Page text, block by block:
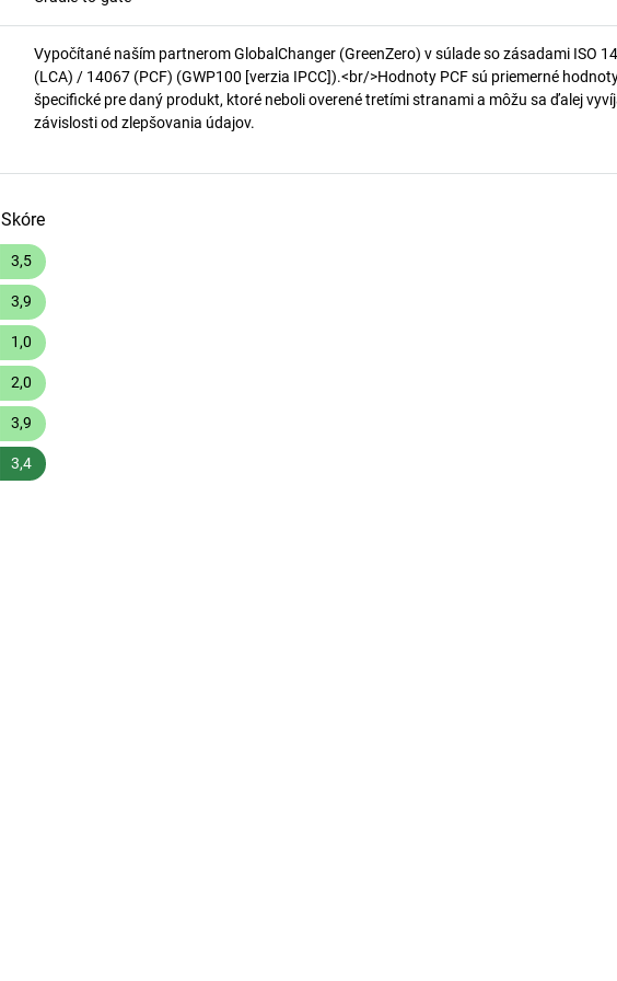
Vypočítané naším partnerom GlobalChanger (GreenZero) v súlade so zásadami ISO
(LCA) / 14067 (PCF) (GWP100 [verzia IPCC]).<br/>Hodnoty PCF sú priemerné
špecifické pre daný produkt, ktoré neboli overené tretími stranami a môžu sa ďalej
závislosti od zlepšovania údajov.
Skóre
3,5
3,9
1,0
2,0
3,9
3,4